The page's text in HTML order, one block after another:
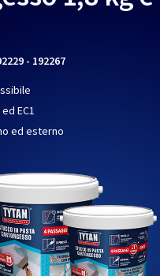
- 192267
EC1
ed esterno